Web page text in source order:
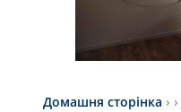
Домашня сторінка › ›